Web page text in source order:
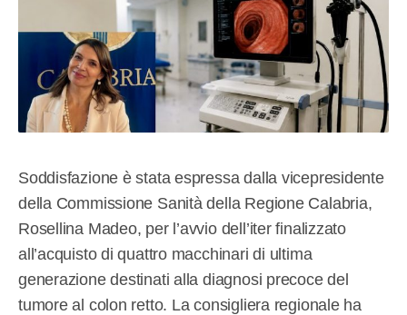
Soddisfazione è stata espressa dalla vicepresidente
della Commissione Sanità della Regione Calabria,
Rosellina Madeo, per l’avvio dell’iter finalizzato
all’acquisto di quattro macchinari di ultima
generazione destinati alla diagnosi precoce del
tumore al colon retto. La consigliera regionale ha